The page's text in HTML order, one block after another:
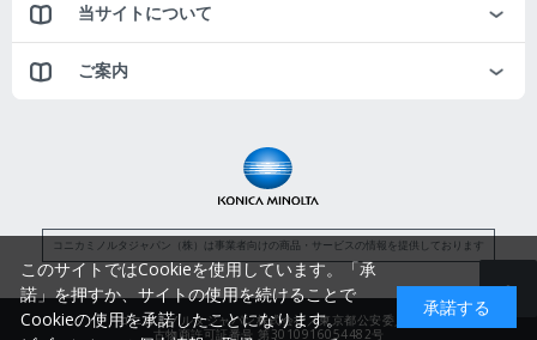
当サイトについて
ご案内
コニカミノルタジャパン（株）は事業者向けの商品・サービスの情報を提供しております
コニカミノルタジャパン株式会社／東京都公安委員会
古物商許可証番号 第3010916054482号
このサイトではCookieを使用しています。「承
諾」を押すか、サイトの使用を続けることで
Cookieの使用を承諾したことになります。
承諾する